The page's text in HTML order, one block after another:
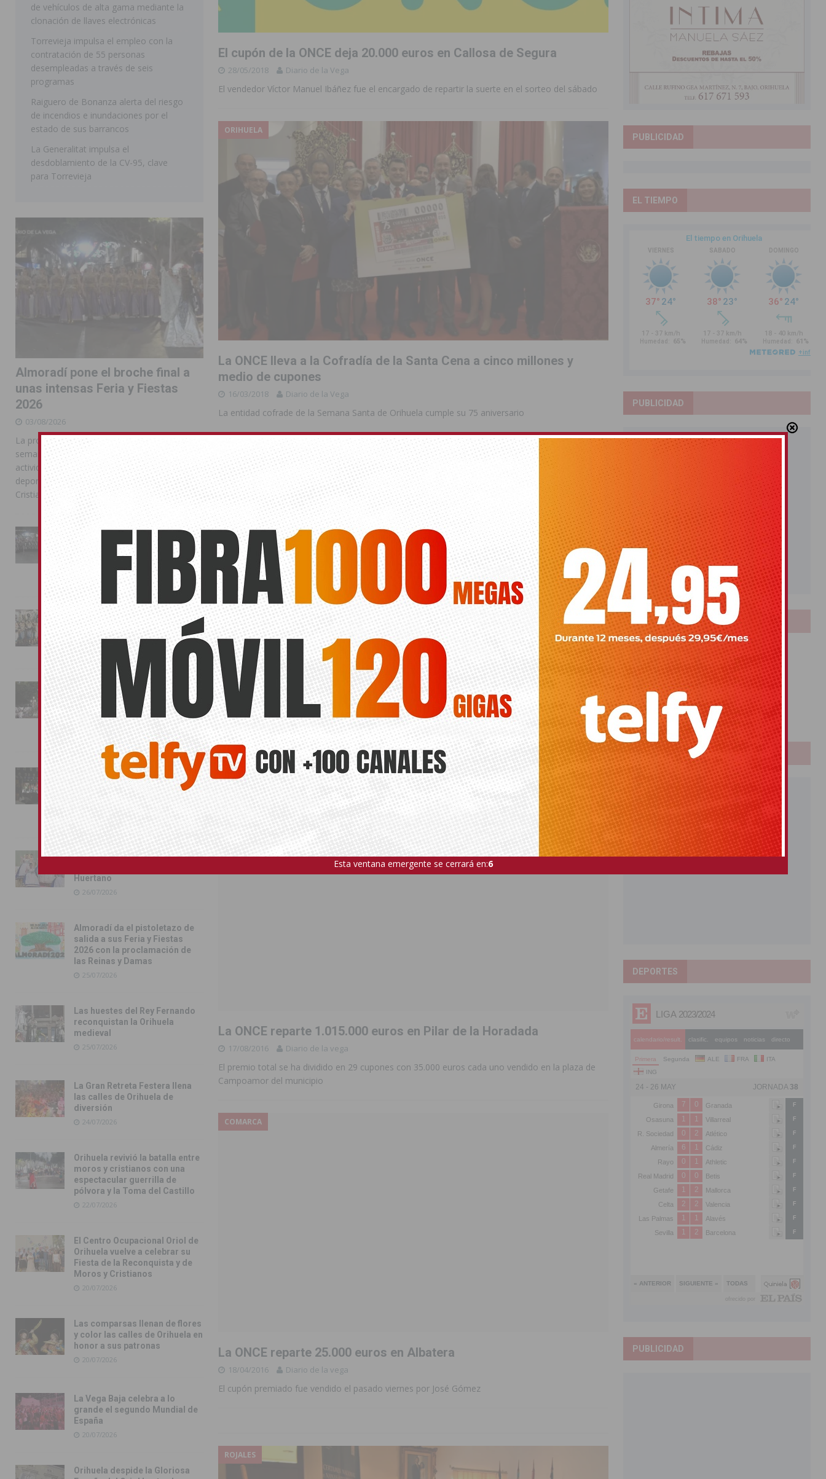
ORIHUELA
[ 07/08/2026 ]
Orihuela organiza un concierto sinfónico de la Orquesta de Jóvenes de la Provincia de Alicante en Las Colinas
Golf & Country Club
El cupón de la ONCE deja 20.000 euros en Callosa de Segura
28/05/2018 Diario de la Vega
El vendedor Víctor Manuel Ibáñez fue el encargado de repartir la suerte en el sorteo del sábado
ORIHUELA
La ONCE lleva a la Cofradía de la Santa Cena a cinco millones y
medio de cupones
16/03/2018 Diario de la Vega
La entidad cofrade de la Semana Santa de Orihuela cumple su 75 aniversario
COMARCA
Dolores ilustrará el cupón de la ONCE del próximo 13 de marzo
09/03/2017 Santiago Vilella Huertas
El boleto se enmarca dentro de la serie ‘Mi Pueblo’ dedicada a las localidades con nombres
singulares
SIN CATEGORÍA
La ONCE reparte 1.015.000 euros en Pilar de la Horadada
17/08/2016 Diario de la vega
El premio total se ha dividido en 29 cupones con 35.000 euros cada uno vendido en la plaza de
Campoamor del municipio
COMARCA
La ONCE reparte 25.000 euros en Albatera
18/04/2016 Diario de la vega
El cupón premiado fue vendido el pasado viernes por José Gómez
ROJALES
de vehículos de alta gama mediante la
clonación de llaves electrónicas
Torrevieja impulsa el empleo con la
contratación de 55 personas
desempleadas a través de seis
programas
Raiguero de Bonanza alerta del riesgo
de incendios e inundaciones por el
estado de sus barrancos
La Generalitat impulsa el
desdoblamiento de la CV-95, clave
para Torrevieja
Almoradí pone el broche final a
unas intensas Feria y Fiestas
2026
03/08/2026
La programación reunió durante más de una
semana actos institucionales, conciertos,
actividades familiares, competiciones
deportivas y las celebraciones de Moros y
Cristianos
La Entrada Cristiana llena de
esplendor las calles de
Almoradí en una multitudinaria
jornada festera
02/08/2026
La magia de la Entrada Mora
conquista las calles de
Almoradí
01/08/2026
La fiesta se adueña de
Almoradí con la presentación
de los cargos festeros y la
toma del castillo
31/07/2026
Pilar de la Horadada
conmemora con emoción el
40º aniversario de su
independencia como municipio
31/07/2026
Almoradí presume de raíces
Huertano
26/07/2026
Almoradí da el pistoletazo de
salida a sus Feria y Fiestas
2026 con la proclamación de
las Reinas y Damas
25/07/2026
Las huestes del Rey Fernando
reconquistan la Orihuela
medieval
25/07/2026
La Gran Retreta Festera llena
las calles de Orihuela de
diversión
24/07/2026
Orihuela revivió la batalla entre
moros y cristianos con una
espectacular guerrilla de
pólvora y la Toma del Castillo
22/07/2026
El Centro Ocupacional Oriol de
Orihuela vuelve a celebrar su
Fiesta de la Reconquista y de
Moros y Cristianos
20/07/2026
Las comparsas llenan de flores
y color las calles de Orihuela en
honor a sus patronas
20/07/2026
La Vega Baja celebra a lo
grande el segundo Mundial de
España
20/07/2026
Orihuela despide la Gloriosa
PUBLICIDAD
EL TIEMPO
PUBLICIDAD
LOTERIAS
Bonoloto
Primitiva
El Gordo
Euromillones
Loteria
Once
PUBLICIDAD
DEPORTES
PUBLICIDAD
Esta ventana emergente se cerrará en:5